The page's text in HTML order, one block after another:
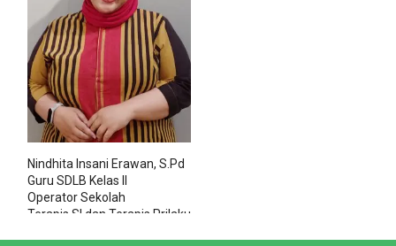
Nindhita Insani Erawan, S.Pd
Guru SDLB Kelas II
Operator Sekolah
Terapis SI dan Terapis Prilaku